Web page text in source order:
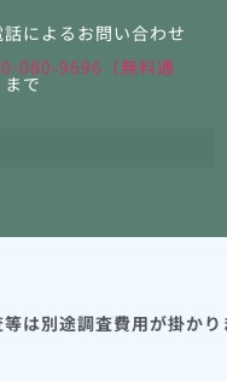
話によるお問い合わせ
080-9696（無料通
まで
は別途調査費用が掛かり